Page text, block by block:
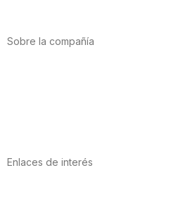
Sobre la compañía
Enlaces de interés